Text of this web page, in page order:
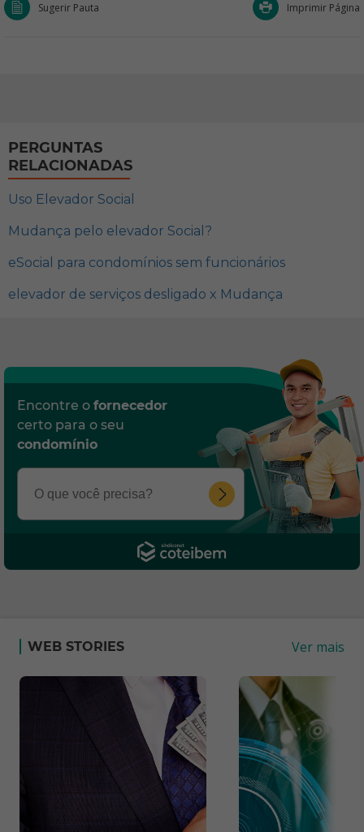
Sugerir Pauta Imprimir Página
PERGUNTAS
RELACIONADAS
Uso Elevador Social
Mudança pelo elevador Social?
eSocial para condomínios sem funcionários
elevador de serviços desligado x Mudança
Encontre o fornecedor
certo para o seu
condomínio
WEB STORIES Ver mais